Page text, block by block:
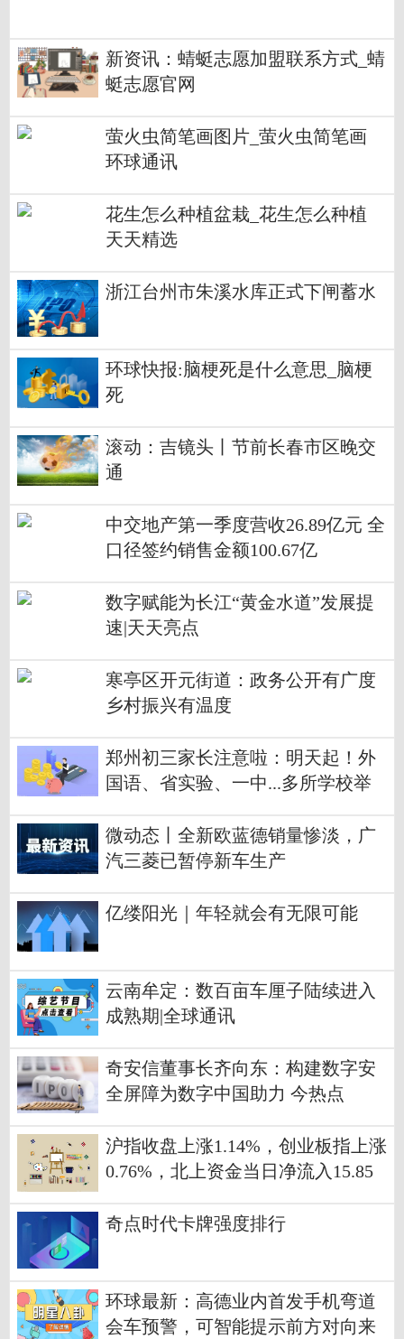
新资讯：蜻蜓志愿加盟联系方式_蜻
蜓志愿官网
萤火虫简笔画图片_萤火虫简笔画
环球通讯
花生怎么种植盆栽_花生怎么种植
天天精选
浙江台州市朱溪水库正式下闸蓄水
环球快报:脑梗死是什么意思_脑梗
死
滚动：吉镜头丨节前长春市区晚交
通
中交地产第一季度营收26.89亿元 全
口径签约销售金额100.67亿
数字赋能为长江“黄金水道”发展提
速|天天亮点
寒亭区开元街道：政务公开有广度
乡村振兴有温度
郑州初三家长注意啦：明天起！外
国语、省实验、一中...多所学校举
微动态丨全新欧蓝德销量惨淡，广
汽三菱已暂停新车生产
亿缕阳光｜年轻就会有无限可能
云南牟定：数百亩车厘子陆续进入
成熟期|全球通讯
奇安信董事长齐向东：构建数字安
全屏障为数字中国助力 今热点
沪指收盘上涨1.14%，创业板指上涨
0.76%，北上资金当日净流入15.85
奇点时代卡牌强度排行
环球最新：高德业内首发手机弯道
会车预警，可智能提示前方对向来